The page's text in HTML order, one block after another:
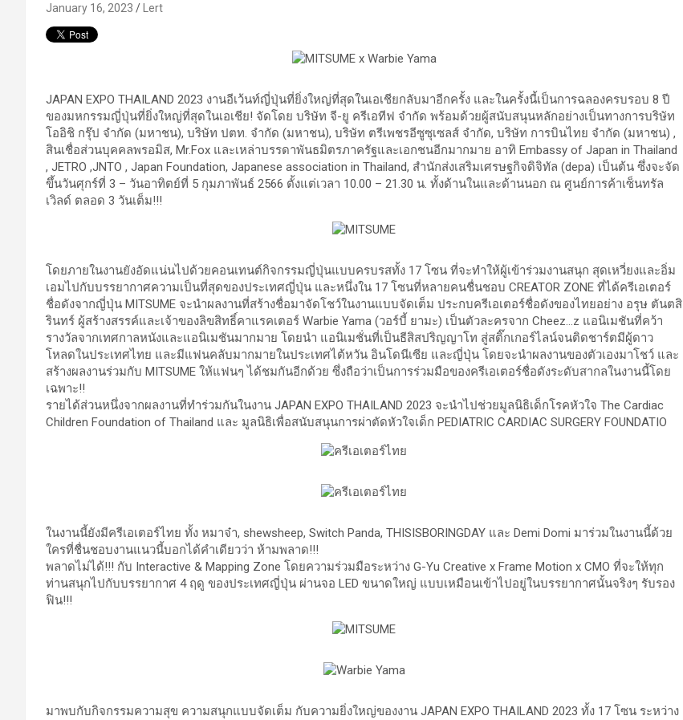
January 16, 2023 Lert
JAPAN EXPO THAILAND 2023 งานอีเว้นท์ญี่ปุ่นที่ยิ่งใหญ่ที่สุดในเอเชียกลับมาอีกครั้ง และในครั้งนี้เป็นการฉลองครบรอบ 8 ปี
ของมหกรรมญี่ปุ่นที่ยิ่งใหญ่ที่สุดในเอเชีย! จัดโดย บริษัท จี-ยู ครีเอทีฟ จำกัด พร้อมด้วยผู้สนับสนุนหลักอย่างเป็นทางการบริษัท
โออิชิ กรุ๊ป จำกัด (มหาชน), บริษัท ปตท. จำกัด (มหาชน), บริษัท ตรีเพชรอีซูซุเซลส์ จำกัด, บริษัท การบินไทย จำกัด (มหาชน) ,
สินเชื่อส่วนบุคคลพรอมิส, Mr.Fox และเหล่าบรรดาพันธมิตรภาครัฐและเอกชนอีกมากมาย อาทิ Embassy of Japan in Thailand
, JETRO ,JNTO , Japan Foundation, Japanese association in Thailand, สำนักส่งเสริมเศรษฐกิจดิจิทัล (depa) เป็นต้น ซึ่งจะจัด
ขึ้นวันศุกร์ที่ 3 – วันอาทิตย์ที่ 5 กุมภาพันธ์ 2566 ตั้งแต่เวลา 10.00 – 21.30 น. ทั้งด้านในและด้านนอก ณ ศูนย์การค้าเซ็นทรัล
เวิลด์ ตลอด 3 วันเต็ม!!!
โดยภายในงานยังอัดแน่นไปด้วยคอนเทนต์กิจกรรมญี่ปุ่นแบบครบรสทั้ง 17 โซน ที่จะทำให้ผู้เข้าร่วมงานสนุก สุดเหวี่ยงและอิ่ม
เอมไปกับบรรยากาศความเป็นที่สุดของประเทศญี่ปุ่น และหนึ่งใน 17 โซนที่หลายคนชื่นชอบ CREATOR ZONE ที่ได้ครีเอเตอร์
ชื่อดังจากญี่ปุ่น MITSUME จะนำผลงานที่สร้างชื่อมาจัดโชว์ในงานแบบจัดเต็ม ประกบครีเอเตอร์ชื่อดังของไทยอย่าง อรุษ ตันตสิ
รินทร์ ผู้สร้างสรรค์และเจ้าของลิขสิทธิ์คาแรคเตอร์ Warbie Yama (วอร์บี้ ยามะ) เป็นตัวละครจาก Cheez…z แอนิเมชันที่คว้า
รางวัลจากเทศกาลหนังและแอนิเมชันมากมาย โดยนำ แอนิเมชั่นที่เป็นธีสิสปริญญาโท สู่สติ๊กเกอร์ไลน์จนติดชาร์ตมีผู้ดาว
โหลดในประเทศไทย และมีแฟนคลับมากมายในประเทศไต้หวัน อินโดนีเซีย และญี่ปุ่น โดยจะนำผลงานของตัวเองมาโชว์ และ
สร้างผลงานร่วมกับ MITSUME ให้แฟนๆ ได้ชมกันอีกด้วย ซึ่งถือว่าเป็นการร่วมมือของครีเอเตอร์ชื่อดังระดับสากลในงานนี้โดย
เฉพาะ!!
รายได้ส่วนหนึ่งจากผลงานที่ทำร่วมกันในงาน JAPAN EXPO THAILAND 2023 จะนำไปช่วยมูลนิธิเด็กโรคหัวใจ The Cardiac
Children Foundation of Thailand และ มูลนิธิเพื่อสนับสนุนการผ่าตัดหัวใจเด็ก PEDIATRIC CARDIAC SURGERY FOUNDATIO
ในงานนี้ยังมีครีเอเตอร์ไทย ทั้ง หมาจ๋า, shewsheep, Switch Panda, THISISBORINGDAY และ Demi Domi มาร่วมในงานนี้ด้วย
ใครที่ชื่นชอบงานแนวนี้บอกได้คำเดียวว่า ห้ามพลาด!!!
พลาดไม่ได้!!! กับ Interactive & Mapping Zone โดยความร่วมมือระหว่าง G-Yu Creative x Frame Motion x CMO ที่จะให้ทุก
ท่านสนุกไปกับบรรยากาศ 4 ฤดู ของประเทศญี่ปุ่น ผ่านจอ LED ขนาดใหญ่ แบบเหมือนเข้าไปอยู่ในบรรยากาศนั้นจริงๆ รับรอง
ฟิน!!!
มาพบกับกิจกรรมความสุข ความสนุกแบบจัดเต็ม กับความยิ่งใหญ่ของงาน JAPAN EXPO THAILAND 2023 ทั้ง 17 โซน ระหว่าง